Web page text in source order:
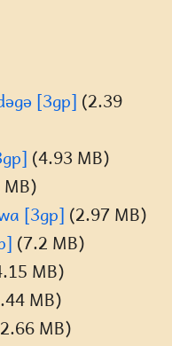
[3gp] (2.39
(4.93 MB)
MB)
[3gp] (2.97 MB)
(7.2 MB)
MB)
MB)
MB)